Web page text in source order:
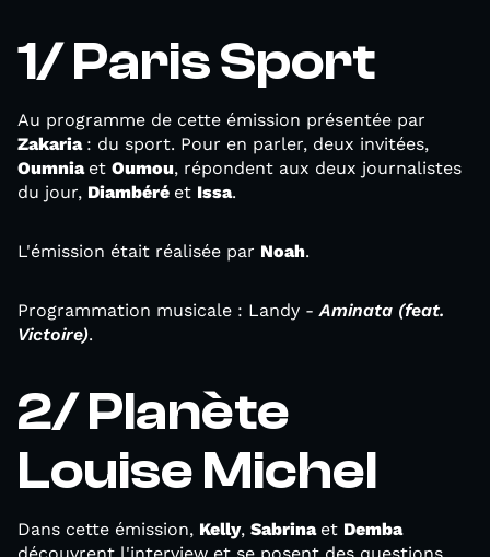
1/ Paris Sport
Au programme de cette émission présentée par
Zakaria : du sport. Pour en parler, deux invitées,
Oumnia et Oumou, répondent aux deux journalistes
du jour, Diambéré et Issa.
L'émission était réalisée par Noah.
Programmation musicale : Landy -Aminata (feat.
Victoire).
2/ Planète
Louise Michel
Dans cette émission, Kelly, Sabrina et Demba